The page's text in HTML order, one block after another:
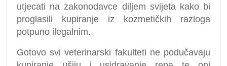
utjecati na zakonodavce diljem svijeta kako bi
proglasili kupiranje iz kozmetičkih razloga
potpuno ilegalnim.
Gotovo svi veterinarski fakulteti ne podučavaju